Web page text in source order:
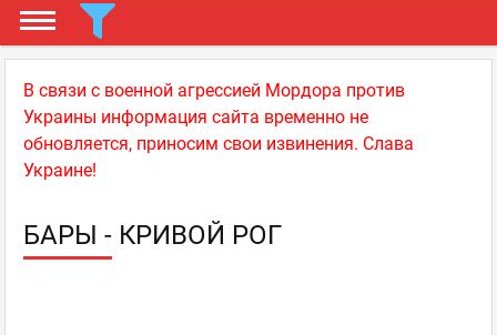
В связи с военной агрессией Мордора против
Украины информация сайта временно не
обновляется, приносим свои извинения. Слава
Украине!
БАРЫ - КРИВОЙ РОГ